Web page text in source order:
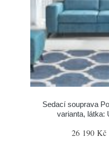
Sedací souprava
varianta, látka:
26 190 Kč